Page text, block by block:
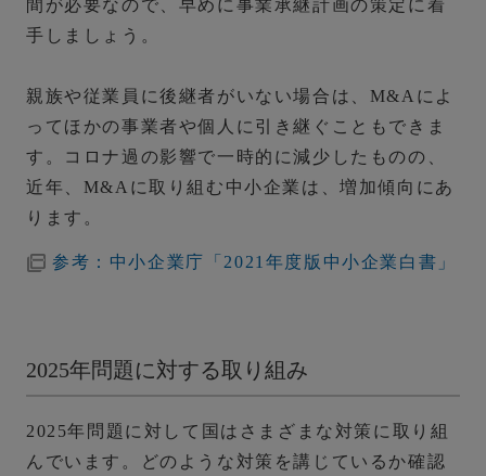
間が必要なので、早めに事業承継計画の策定に着
手しましょう。
親族や従業員に後継者がいない場合は、M&Aによ
ってほかの事業者や個人に引き継ぐこともできま
す。コロナ過の影響で一時的に減少したものの、
近年、M&Aに取り組む中小企業は、増加傾向にあ
ります。
参考：中小企業庁「2021年度版中小企業白書」
2025年問題に対する取り組み
2025年問題に対して国はさまざまな対策に取り組
んでいます。どのような対策を講じているか確認